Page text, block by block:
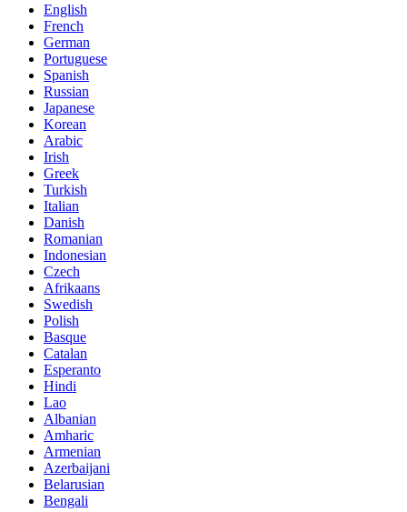
English
French
German
Portuguese
Spanish
Russian
Japanese
Korean
Arabic
Irish
Greek
Turkish
Italian
Danish
Romanian
Indonesian
Czech
Afrikaans
Swedish
Polish
Basque
Catalan
Esperanto
Hindi
Lao
Albanian
Amharic
Armenian
Azerbaijani
Belarusian
Bengali